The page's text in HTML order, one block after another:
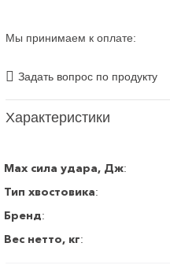
Мы принимаем к оплате:
Задать вопрос по продукту
Характеристики
Max сила удара, Дж:
Тип хвостовика:
Бренд:
Вес нетто, кг: